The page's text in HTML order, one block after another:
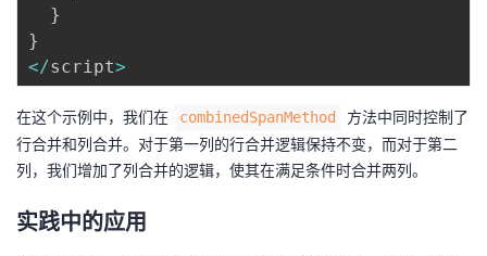
}
}
</script>
在这个示例中，我们在 combinedSpanMethod
方法中同时控制了
行合并和列合并。对于第一列的行合并逻辑保持不变，而对于第二
列，我们增加了列合并的逻辑，使其在满足条件时合并两列。
实践中的应用